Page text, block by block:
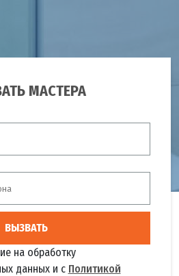
МАСТЕРА
ВЫЗВАТЬ
на обработку
данных и с Политикой